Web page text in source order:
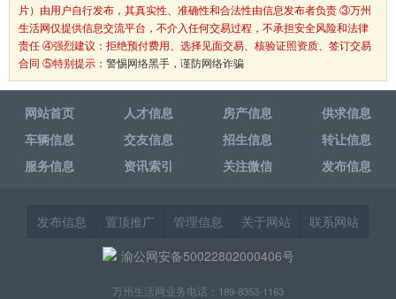
片）由用户自行发布，其真实性、准确性和合法性由信息发布者负责 ③万州
生活网仅提供信息交流平台，不介入任何交易过程，不承担安全风险和法律
责任 ④强烈建议：拒绝预付费用、选择见面交易、核验证照资质、签订交易
合同 ⑤特别提示： 警惕网络黑手，谨防网络诈骗
网站首页 人才信息 房产信息
供求信息
车辆信息
交友信息 招生信息
转让信息
服务信息
资讯索引 关注微信 发布信息
发布信息 置顶推广 管理信息 关于网站
联系网站
渝公网安备50022802000406号
万州生活网业务电话：189-8353-1163